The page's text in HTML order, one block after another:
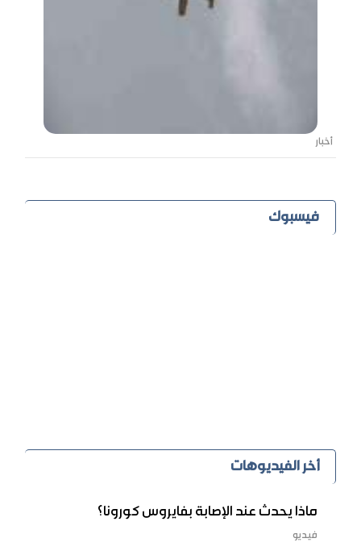
أخبار
فيسبوك
أخر الفيديوهات
ماذا يحدث عند الإصابة بفايروس كورونا؟
فيديو